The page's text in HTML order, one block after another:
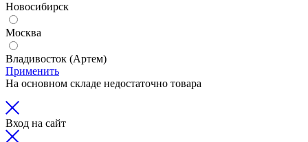
Новосибирск
Москва
Владивосток (Артем)
Применить
На основном складе недостаточно товара
Вход на сайт